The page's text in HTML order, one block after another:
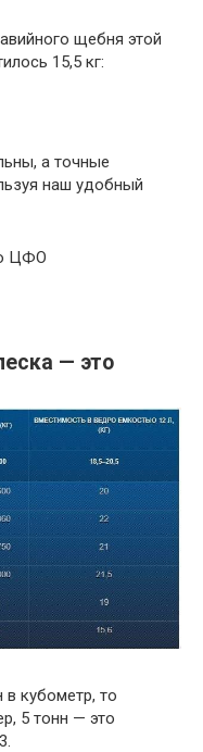
щебня этой
15,5 кг:
а точные
наш удобный
ЦФО
— это
в кубометр, то
5 тонн — это